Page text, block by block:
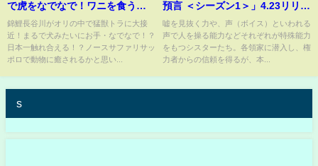
で虎をなでなで！ワニを食う！
【のりのり散歩・定山渓②】
錦鯉長谷川がオリの中で猛獣トラに大接
近！まるで犬みたいにお手・なでなで！？
日本一触れ合える！？ノースサファリサッ
ポロで動物に癒されるかと思い...
預言 ＜シーズン1＞」4.23リリー
ス
嘘を見抜く力や、声（ボイス）といわれる
声で人を操る能力などそれぞれが特殊能力
をもつシスターたち。各領家に潜入し、権
力者からの信頼を得るが、本...
s